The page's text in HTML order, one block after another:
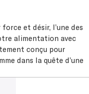
et désir, l’une des
alimentation avec
conçu pour
dans la quête d’une